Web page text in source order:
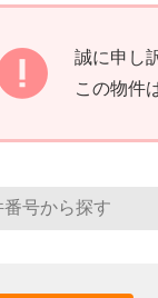
誠に申し
この物件